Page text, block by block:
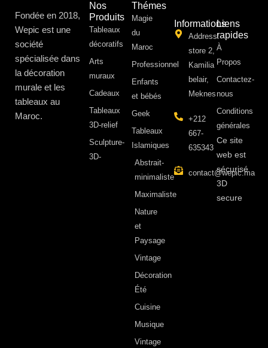
Fondée en 2018,
Wepic est une
société
spécialisée dans
la décoration
murale et les
tableaux au
Maroc.
Nos
Produits
Tableaux
décoratifs
Arts
muraux
Cadeaux
Tableaux
3D-relief
Sculpture-
3D-
Thémes
Magie
du
Maroc
Professionnel
Enfants
et bébés
Geek
Tableaux
Islamiques
Abstrait-
minimaliste
Maximaliste
Nature
et
Paysage
Vintage
Décoration
Été
Cuisine
Musique
Vintage
Informations
Address:
store 2,
Kamilia
belair,
Meknes
+212
667-
635343
contact@wepic.ma
Liens
rapides
À
Propos ​
Contactez-
nous
Conditions
générales
Ce site
web est
sécurisé
3D
secure